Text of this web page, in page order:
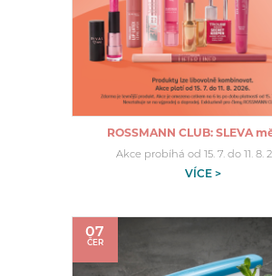
ROSSMANN CLUB: SLEVA
Akce probíhá od 15. 7. do 11. 8.
VÍCE >
07
ČER